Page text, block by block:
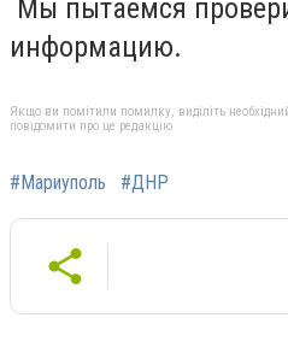
Мы пытаемся
информацию.
Якщо ви помітили помилку, виділіть
повідомити про це редакцію
#Мариуполь #ДНР